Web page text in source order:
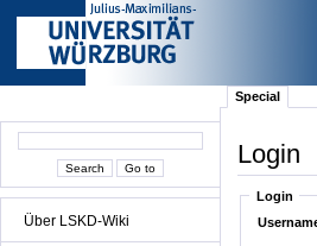
Über LSKD-Wiki
Special
Login
Login